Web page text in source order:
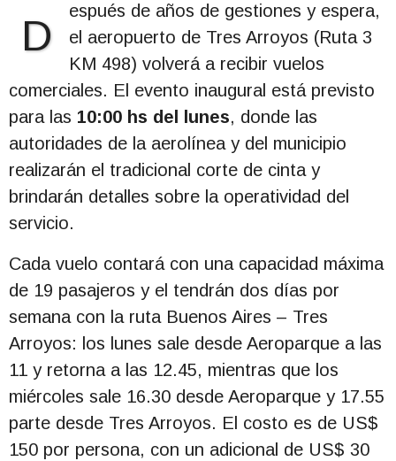
D
espués de años de gestiones y espera,
el aeropuerto de Tres Arroyos (Ruta 3
KM 498) volverá a recibir vuelos
comerciales. El evento inaugural está previsto
para las 10:00 hs del lunes, donde las
autoridades de la aerolínea y del municipio
realizarán el tradicional corte de cinta y
brindarán detalles sobre la operatividad del
servicio.
Cada vuelo contará con una capacidad máxima
de 19 pasajeros y el tendrán dos días por
semana con la ruta Buenos Aires – Tres
Arroyos: los lunes sale desde Aeroparque a las
11 y retorna a las 12.45, mientras que los
miércoles sale 16.30 desde Aeroparque y 17.55
parte desde Tres Arroyos. El costo es de US$
150 por persona, con un adicional de US$ 30